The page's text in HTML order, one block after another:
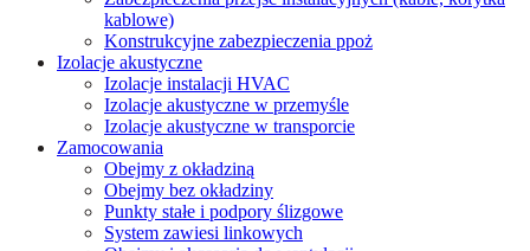
kablowe)
Konstrukcyjne zabezpieczenia ppoż
Izolacje akustyczne
Izolacje instalacji HVAC
Izolacje akustyczne w przemyśle
Izolacje akustyczne w transporcie
Zamocowania
Obejmy z okładziną
Obejmy bez okładziny
Punkty stałe i podpory ślizgowe
System zawiesi linkowych